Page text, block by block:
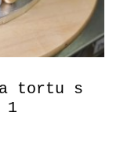
tortu s
1